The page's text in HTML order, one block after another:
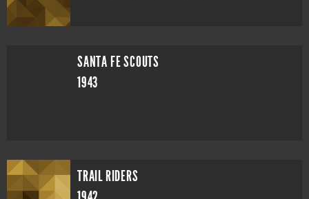
SANTA FE SCOUTS
1943
TRAIL RIDERS